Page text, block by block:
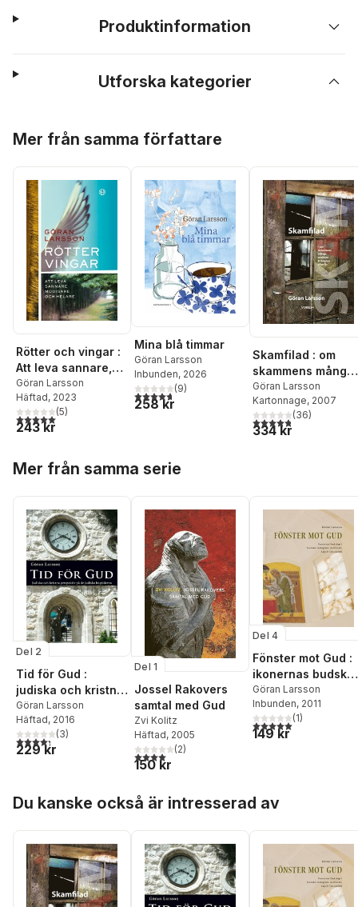
Produktinformation
Utforska kategorier
Mer från samma författare
Rötter och vingar :
Att leva sannare,
modigare och
helare
Göran Larsson
Häftad, 2023
5,0utav 5 stjärnor. Totalt antal röster:
(5)
243 kr
Mina blå timmar
Göran Larsson
Inbunden, 2026
4,7utav 5 stjärnor. Totalt antal röster:
(9)
258 kr
Skamfilad : om
skammens många
ansikten & längtan
efter liv
Göran Larsson
Kartonnage, 2007
4,8utav 5 stjärnor.
(36)
334 kr
Mer från samma serie
Del 2
Tid för Gud :
judiska och kristna
perspektiv på de
judiska högtiderna
Göran Larsson
Häftad, 2016
4,3utav 5 stjärnor. Totalt antal röster:
(3)
229 kr
Del 1
Jossel Rakovers
samtal med Gud
Zvi Kolitz
Häftad, 2005
4,0utav 5 stjärnor. Totalt antal röster:
(2)
150 kr
Del 4
Fönster mot Gud :
ikonernas
i Svenska
teologiska
institutets kapell i
Jerusalem
Göran Larsson
Inbunden, 2011
5,0utav 5 stjärnor.
(1)
149 kr
Du kanske också är intresserad av